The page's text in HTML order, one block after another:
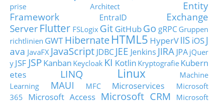
prise Architect
Entity
Framework
EntraID
Exchange
Server Flutter FSLogix Git GitHubGo gRPC Gruppen
richtlinien GWT HibernateHTML5 HyperVIIS iOSJ
ava JavaFX JavaScript JDBC JEE Jenkins JIRA JPA jQuer
y JSF JSP Kanban Keycloak KI Kotlin Kryptografie Kubern
etes
LINQ Linux
Machine
Learning
MAUI MFC Microservices
Microsoft
365
Microsoft Access Microsoft CRM
Microsoft